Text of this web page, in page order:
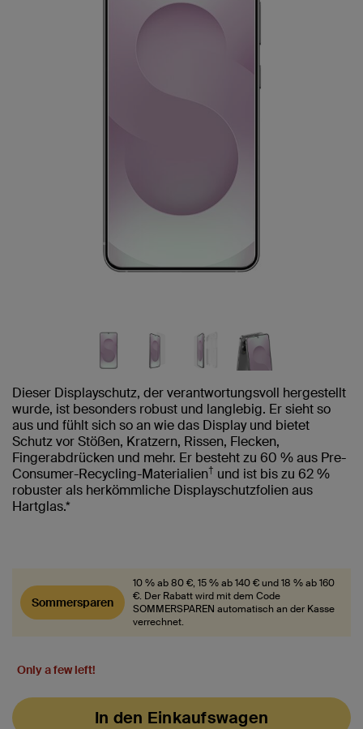
Dieser Displayschutz, der verantwortungsvoll hergestellt
wurde, ist besonders robust und langlebig. Er sieht so
aus und fühlt sich so an wie das Display und bietet
Schutz vor Stößen, Kratzern, Rissen, Flecken,
Fingerabdrücken und mehr. Er besteht zu 60 % aus Pre-
Consumer-Recycling-Materialien† und ist bis zu 62 %
robuster als herkömmliche Displayschutzfolien aus
Hartglas.*
Sommersparen
10 % ab 80 €, 15 % ab 140 € und 18 % ab 160
€. Der Rabatt wird mit dem Code
SOMMERSPAREN automatisch an der Kasse
verrechnet.
Only a few left!
In den Einkaufswagen